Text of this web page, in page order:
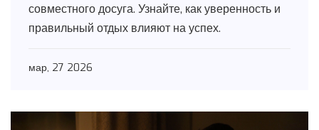
совместного досуга. Узнайте, как уверенность и
правильный отдых влияют на успех.
мар, 27 2026